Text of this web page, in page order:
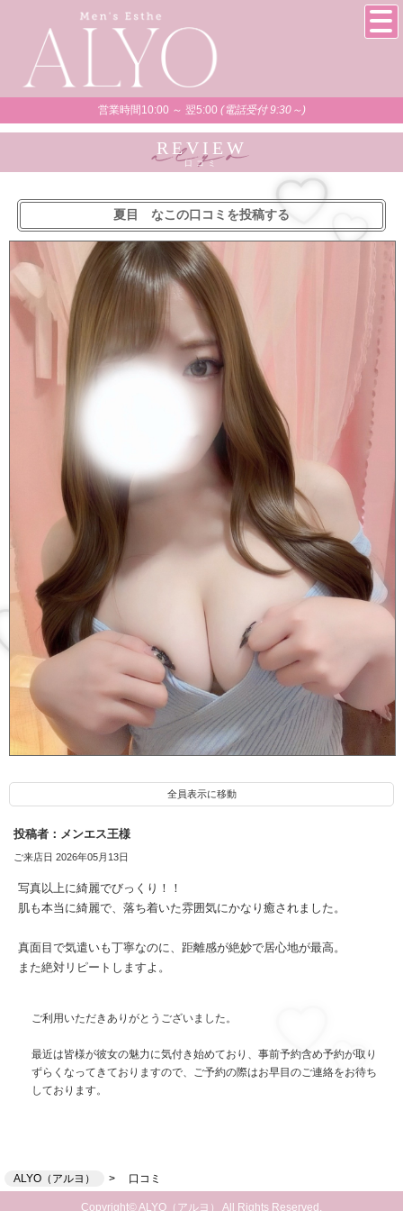
営業時間10:00 ～ 翌5:00 (電話受付 9:30～)
REVIEW
口コミ
夏目 なこの口コミを投稿する
全員表示に移動
投稿者：メンエス王様
ご来店日 2026年05月13日
写真以上に綺麗でびっくり！！
肌も本当に綺麗で、落ち着いた雰囲気にかなり癒されました。
真面目で気遣いも丁寧なのに、距離感が絶妙で居心地が最高。
また絶対リピートしますよ。
ご利用いただきありがとうございました。
最近は皆様が彼女の魅力に気付き始めており、事前予約含め予約が取り
ずらくなってきておりますので、ご予約の際はお早目のご連絡をお待ち
しております。
ALYO（アルヨ） 口コミ
Copyright© ALYO（アルヨ） All Rights Reserved.